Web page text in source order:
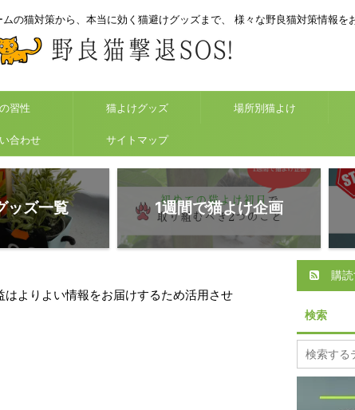
の猫対策から、本当に効く猫避けグッズまで、 様々な野良猫対策情報を
習性 猫よけグッズ 場所別猫よけ
合わせ サイトマップ
ッズ一覧 1週間で猫よけ企画
よりよい情報をお届けするため活用させ
購
検索